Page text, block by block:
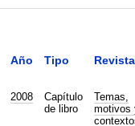
Año Tipo Revista
2008
Capítulo
de libro
Temas,
motivos